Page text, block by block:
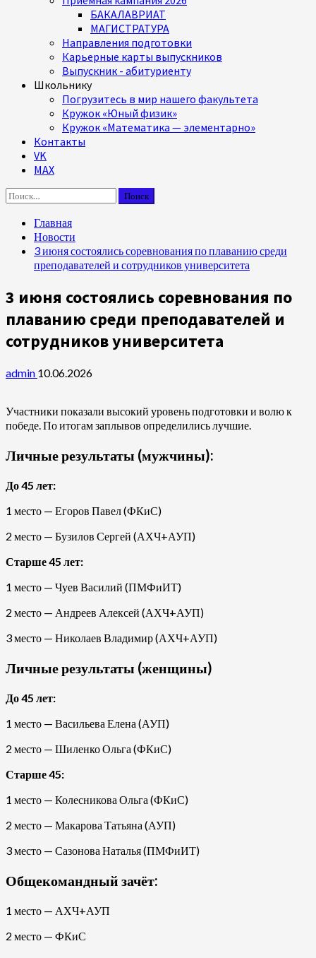
БАКАЛАВРИАТ
МАГИСТРАТУРА
Направления подготовки
Карьерные карты выпускников
Выпускник - абитуриенту
Школьнику
Погрузитесь в мир нашего факультета
Кружок «Юный физик»
Кружок «Математика — элементарно»
Контакты
VK
MAX
Найти:
Главная
Новости
3 июня состоялись соревнования по плаванию среди
преподавателей и сотрудников университета
3 июня состоялись соревнования по
плаванию среди преподавателей и
сотрудников университета
admin 10.06.2026
Участники показали высокий уровень подготовки и волю к
победе. По итогам заплывов определились лучшие.
Личные результаты (мужчины):
До 45 лет:
1 место — Егоров Павел (ФКиС)
2 место — Бузилов Сергей (АХЧ+АУП)
Старше 45 лет:
1 место — Чуев Василий (ПМФиИТ)
2 место — Андреев Алексей (АХЧ+АУП)
3 место — Николаев Владимир (АХЧ+АУП)
Личные результаты (женщины)
До 45 лет:
1 место — Васильева Елена (АУП)
2 место — Шиленко Ольга (ФКиС)
Старше 45:
1 место — Колесникова Ольга (ФКиС)
2 место — Макарова Татьяна (АУП)
3 место — Сазонова Наталья (ПМФиИТ)
Общекомандный зачёт:
1 место — АХЧ+АУП
2 место — ФКиС